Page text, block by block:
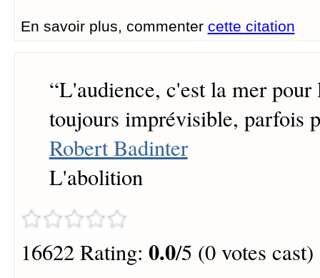
En savoir plus, commenter cette citation
“L'audience, c'est la mer pour
toujours imprévisible, parfois
Robert Badinter
L'abolition
16622 Rating: 0.0/5 (0 votes cast)